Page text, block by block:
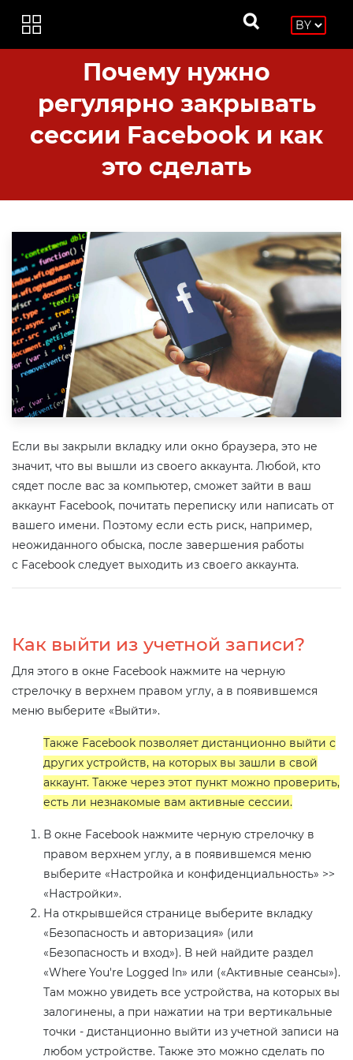
Почему нужно
регулярно закрывать
сессии Facebook и как
это сделать
Если вы закрыли вкладку или окно браузера, это не
значит, что вы вышли из своего аккаунта. Любой, кто
сядет после вас за компьютер, сможет зайти в ваш
аккаунт Facebook, почитать переписку или написать от
вашего имени. Поэтому если есть риск, например,
неожиданного обыска, после завершения работы
с Facebook следует выходить из своего аккаунта.
Как выйти из учетной записи?
Для этого в окне Facebook нажмите на черную
стрелочку в верхнем правом углу, а в появившемся
меню выберите «Выйти».
Также Facebook позволяет дистанционно выйти с
других устройств, на которых вы зашли в свой
аккаунт. Также через этот пункт можно проверить,
есть ли незнакомые вам активные сессии.
В окне Facebook нажмите черную стрелочку в
правом верхнем углу, а в появившемся меню
выберите «Настройка и конфиденциальность» >>
«Настройки».
На открывшейся странице выберите вкладку
«Безопасность и авторизация» (или
«Безопасность и вход»). В ней найдите раздел
«Where You're Logged In» или («Активные сеансы»).
Там можно увидеть все устройства, на которых вы
залогинены, а при нажатии на три вертикальные
точки - дистанционно выйти из учетной записи на
любом устройстве. Также это можно сделать по